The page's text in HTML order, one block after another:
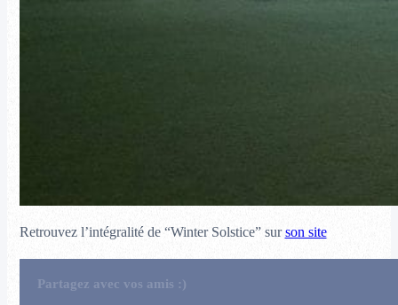
Retrouvez l’intégralité de “Winter Solstice” surson site
Partagez avec vos amis :)